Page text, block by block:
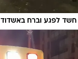
לפגע וברח באשדוד